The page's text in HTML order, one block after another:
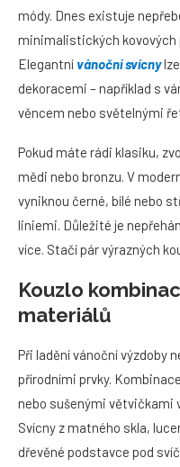
módy. Dnes existuje
minimalistických kovových
Elegantní vánoční svícny
dekoracemi – například s
věncem nebo světelnými
Pokud máte rádi klasiku,
mědi nebo bronzu. V
vyniknou černé, bílé nebo
liniemi. Důležité je
více. Stačí pár výrazných
Kouzlo
materiálů
Při ladění vánoční výzdoby
přírodními prvky.
nebo sušenými větvičkami
Svícny z matného skla,
dřevěné podstavce pod